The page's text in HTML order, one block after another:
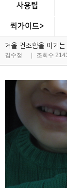
사용팁
퀵가이드>
겨울 건조함을 이기
김수정 | 조회수